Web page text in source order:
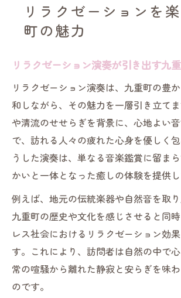
リラクゼーションを
町の魅力
リラクゼーション演奏が引き出す九
リラクゼーション演奏は、九重町の豊
和しながら、その魅力を一層引き立て
や清流のせせらぎを背景に、心地よい
で、訪れる人々の疲れた心身を優しく
うした演奏は、単なる音楽鑑賞に留ま
かいと一体となった癒しの体験を提供し
例えば、地元の伝統楽器や自然音を取り
九重町の歴史や文化を感じさせると同
レス社会におけるリラクゼーション効
す。これにより、訪問者は自然の中で
常の喧騒から離れた静寂と安らぎを味
のです。